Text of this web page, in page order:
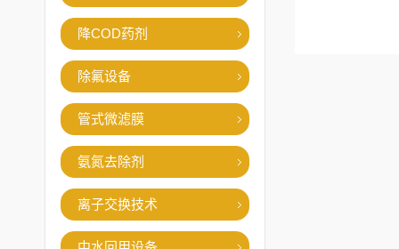
降COD药剂
除氟设备
管式微滤膜
氨氮去除剂
离子交换技术